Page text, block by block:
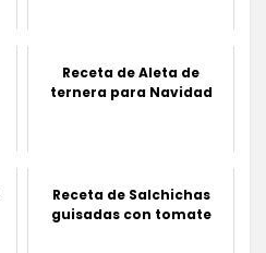
Receta de Aleta de
ternera para Navidad
Receta de Salchichas
guisadas con tomate